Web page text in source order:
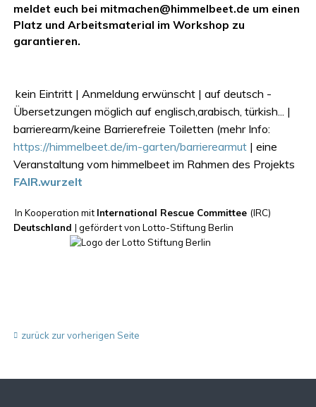
meldet euch bei mitmachen@himmelbeet.de um einen
Platz und Arbeitsmaterial im Workshop zu
garantieren.
kein Eintritt | Anmeldung erwünscht | auf deutsch -
Übersetzungen möglich auf englisch,arabisch, türkish...
|
barrierearm/keine Barrierefreie Toiletten (mehr Info:
https://himmelbeet.de/im-garten/barrierearmut| eine
Veranstaltung vom himmelbeet im Rahmen des Projekts
FAIR.wurzelt
In Kooperation mit International Rescue Committee (IRC)
Deutschland | gefördert von Lotto-Stiftung Berlin
zurück zur vorherigen Seite